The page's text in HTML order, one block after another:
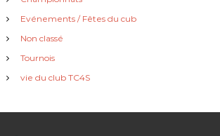
Evénements / Fêtes du cub
Non classé
Tournois
vie du club TC4S